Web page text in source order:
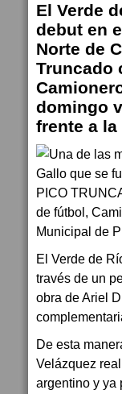
El Verde
debut en
Norte de
Truncado
domingo
frente a la
PICO
de fútbol,
Municipal de
El Verde de
través de un
obra de Ariel
De esta
Velázquez
argentino y ya